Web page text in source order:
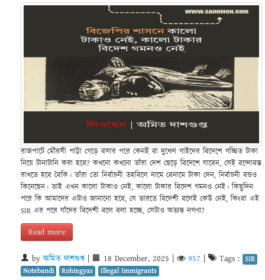
রাজপাটে মৌরসী পাট্টা গেড়ে বসার পরে কেনই বা দুধেল গাইদের বিদেশে গচ্ছিত টাকা
নিয়ে টানাটানি করা হবে? কখনো কখনো তাঁরা দেশ ছেড়ে বিদেশে যাবেন, সেই বন্দোবস্ত
রাখতে হবে বৈকি। তাঁরা তো নির্বাচনী তহবিলে নামে বেনামে টাকা দেন, নির্বাচনী বন্ডও
কিনেছেন। তাই এখন কালো টাকাও নেই, কালো টাকার বিদেশ গমনও নেই। কিছুদিন
পরে কি আমাদের এটাও জানানো হবে, যে ভারতে বিদেশী বলেই কেউ নেই, কিংবা এই
SIR এর পরে যাঁদের বিদেশী বলে বলা হচ্ছে, সেটাও অত্যন্ত নগণ্য?
Read more
byঅমিত দাশগুপ্ত 18 December, 2025 957 Tags : SIR
Notebandi
Rohingyas Illegal Immigrants